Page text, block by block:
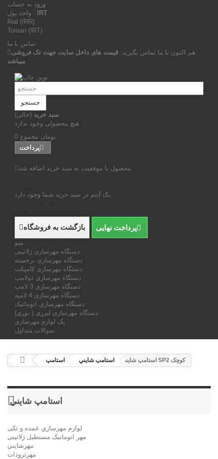
ورود به حساب
واحد پول :
IRT
Rial (IRR)
Toman (IRT)
تماس با ما
هم اکنون با ما تماس بگیرید: قیمت های داخل سایت جهت تک فروشی
میباشد
جستجو
سبد خرید (خالی)
هیچ محصولی وجود ندارد
0 تومان مجموع
پرداخت
محصول با موفقیت به سبد خرید اضافه شد
یک آیتم در سبد خرید شما وجود دارد.
بازگشت به فروشگاه پرداخت نهایی
منو
دستگاه مهرسازی ژلاتینی
دستگاه مهرسازی برجسته
دستگاه مهرسازی کامپکت
دستگاه مهرسازی دولامپ
دستگاه مهرسازی 3 لامپ
دستگاه مهرسازی 4 لامپه
دستگاه مهرسازی اتوماتیک
دستگاه مهرسازی لیزری ( نوری)
پک لوازم مهرسازی
سوالات متداول
استامپ استامپ شايني استامپ شاینی SP2 کوچک
استامپ شايني
لوازم مهرسازي عمده و تکی
مهر اتوماتیک مستطيل ژلاتینی
مهرشايني
مهرترودات